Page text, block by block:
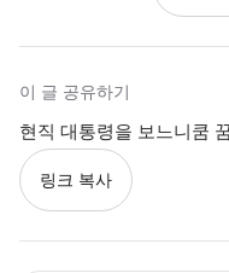
이 글 공유하기
현직 대통령을 보느니쿰
링크 복사